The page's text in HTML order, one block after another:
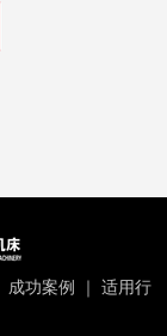
成功案例 ｜ 适用行